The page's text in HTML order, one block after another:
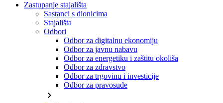
Zastupanje stajališta
Sastanci s dionicima
Stajališta
Odbori
Odbor za digitalnu ekonomiju
Odbor za javnu nabavu
Odbor za energetiku i zaštitu okoliša
Odbor za zdravstvo
Odbor za trgovinu i investicije
Odbor za pravosuđe
chevron_right